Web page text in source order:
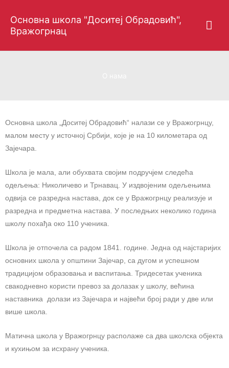
садржај
Основна школа "Доситеј Обрадовић",
Вражогрнац
Основна школа „Доситеј Обрадовић“ налази се у Вражогрнцу,
малом месту у источној Србији, које је на 10 километара од
Зајечара.
Школа је мала, али обухвата својим подручјем следећа
одељења: Николичево и Трнавац. У издвојеним одељењима
одвија се разредна настава, док се у Вражогрнцу реализује и
разредна и предметна настава. У последњих неколико година
школу похађа око 110 ученика.
Школа је отпочела са радом 1841. године. Једна од најстаријих
основних школа у општини Зајечар, са дугом и успешном
традицијом образовања и васпитања. Тридесетак ученика
свакодневно користи превоз за долазак у школу, већина
наставника долази из Зајечара и највећи број ради у две или
више школа.
Матична школа у Вражогрнцу располаже са два школска објекта
и кухињом за исхрану ученика.